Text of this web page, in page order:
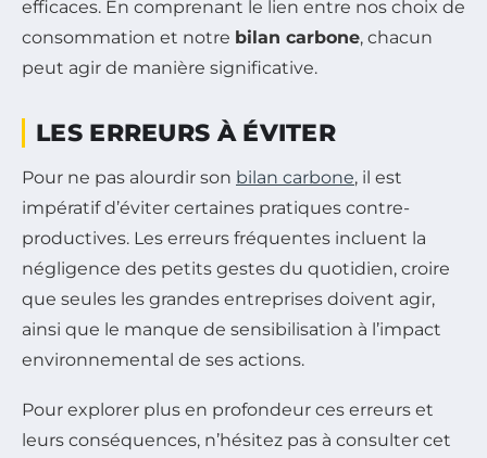
efficaces. En comprenant le lien entre nos choix de
consommation et notre bilan carbone, chacun
peut agir de manière significative.
LES ERREURS À ÉVITER
Pour ne pas alourdir son bilan carbone, il est
impératif d’éviter certaines pratiques contre-
productives. Les erreurs fréquentes incluent la
négligence des petits gestes du quotidien, croire
que seules les grandes entreprises doivent agir,
ainsi que le manque de sensibilisation à l’impact
environnemental de ses actions.
Pour explorer plus en profondeur ces erreurs et
leurs conséquences, n’hésitez pas à consulter cet